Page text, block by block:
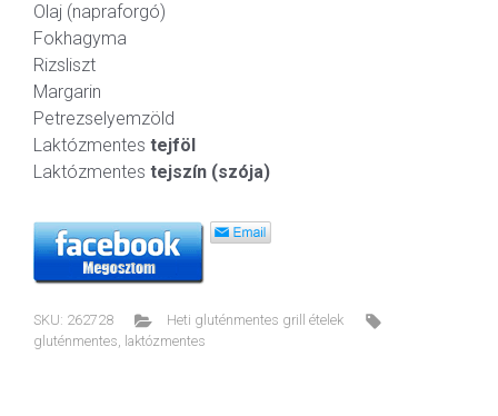
Olaj (napraforgó)
Fokhagyma
Rizsliszt
Margarin
Petrezselyemzöld
Laktózmentes tejföl
Laktózmentes tejszín (szója)
SKU: 262728
Heti gluténmentes grill ételek
gluténmentes, laktózmentes